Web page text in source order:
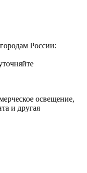
России:
освещение,
и другая